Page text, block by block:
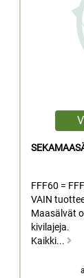
FFF60 =
VAIN
Maasälvät
kivilajeja.
Kaikki...